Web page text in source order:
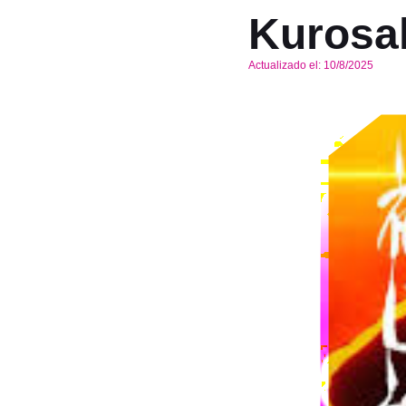
Actualizado el: 10/8/2025